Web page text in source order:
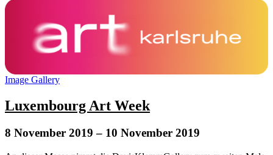
Image Gallery
Luxembourg Art Week
8 November 2019 – 10 November 2019